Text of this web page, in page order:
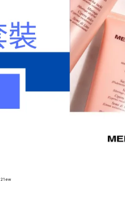
21ew